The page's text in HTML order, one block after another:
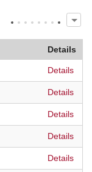
Details
Details
Details
Details
Details
Details